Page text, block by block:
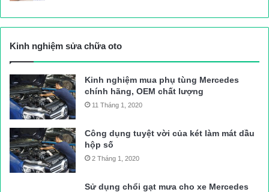
Kinh nghiệm sửa chữa oto
Kinh nghiệm mua phụ tùng Mercedes
chính hãng, OEM chất lượng
11 Tháng 1, 2020
Công dụng tuyệt vời của két làm mát dầu
hộp số
2 Tháng 1, 2020
Sử dụng chổi gạt mưa cho xe Mercedes